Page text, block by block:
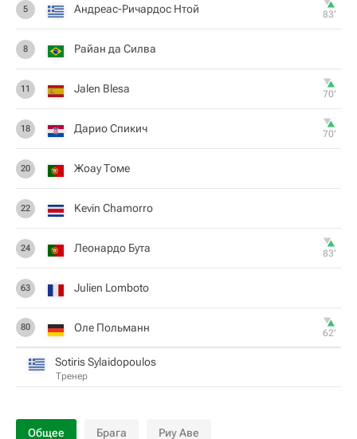
5 Андреас-Ричардос Нтой 83‎’‎
8 Райан да Силва
11 Jalen Blesa 70‎’‎
18 Дарио Спикич 70‎’‎
20 Жоау Томе
22 Kevin Chamorro
24 Леонардо Бута 83‎’‎
63 Julien Lomboto
80 Оле Польманн 62‎’‎
Sotiris Sylaidopoulos
Тренер
Общее Брага Риу Аве